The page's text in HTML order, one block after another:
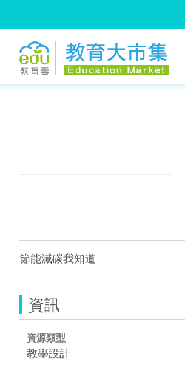
節能減碳我知道
資訊
資源類型
教學設計